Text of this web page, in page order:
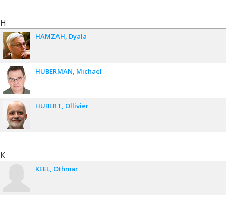
H
HAMZAH Dyala
HUBERMAN Michael
HUBERT Ollivier
K
KEEL Othmar